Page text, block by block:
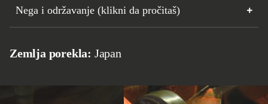
Nega i održavanje (klikni da pročitaš)
Zemlja porekla: Japan